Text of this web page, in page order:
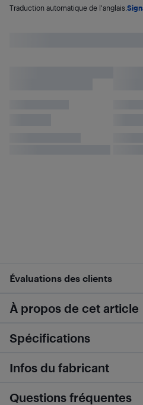
Traduction automatique de l'anglais.
Évaluations des clients
À propos de cet article
Spécifications
Infos du fabricant
Questions fréquentes